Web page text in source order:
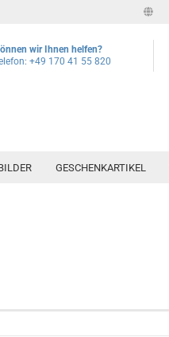
wir Ihnen helfen?
+49 170 41 55 820
GESCHENKARTIKEL